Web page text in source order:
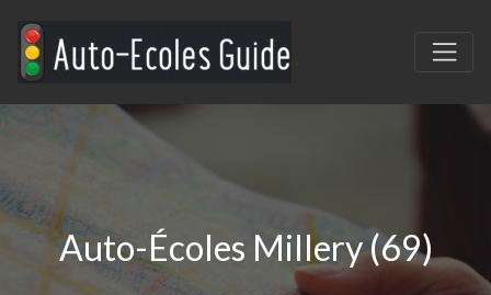
Auto-Écoles Millery (69)